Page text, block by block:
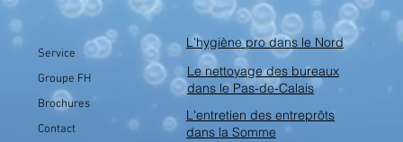
Service
Groupe FH
Brochures
Contact
L'hygiène pro dans le Nord
Le nettoyage des bureaux
dans le Pas-de-Calais
L'entretien des entreprôts
dans la Somme